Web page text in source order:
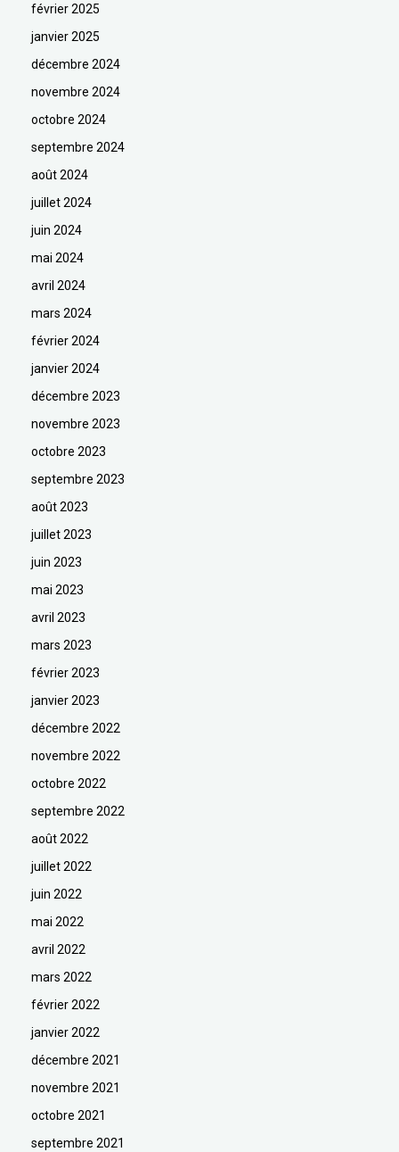
février 2025
janvier 2025
décembre 2024
novembre 2024
octobre 2024
septembre 2024
août 2024
juillet 2024
juin 2024
mai 2024
avril 2024
mars 2024
février 2024
janvier 2024
décembre 2023
novembre 2023
octobre 2023
septembre 2023
août 2023
juillet 2023
juin 2023
mai 2023
avril 2023
mars 2023
février 2023
janvier 2023
décembre 2022
novembre 2022
octobre 2022
septembre 2022
août 2022
juillet 2022
juin 2022
mai 2022
avril 2022
mars 2022
février 2022
janvier 2022
décembre 2021
novembre 2021
octobre 2021
septembre 2021